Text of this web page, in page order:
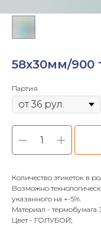
58х30мм/
Партия
Количество этикеток в
Возможно
указанного на +-5%.
Материал -
Цвет - ГОЛУБОЙ;